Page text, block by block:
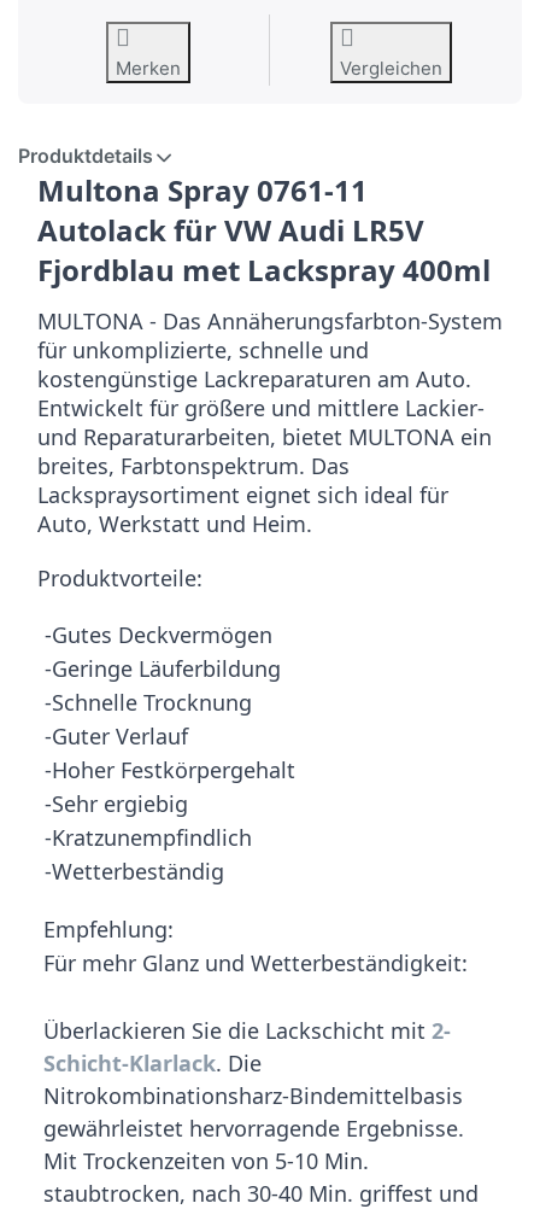
Merken Vergleichen
Produktdetails
Multona Spray 0761-11
Autolack fürVW Audi LR5V
Fjordblau met Lackspray 400ml
MULTONA - Das Annäherungsfarbton-System
für unkomplizierte, schnelle und
kostengünstige Lackreparaturen am Auto.
Entwickelt für größere und mittlere Lackier-
und Reparaturarbeiten, bietet MULTONA ein
breites, Farbtonspektrum. Das
Lackspraysortiment eignet sich ideal für
Auto, Werkstatt und Heim.
Produktvorteile:
-Gutes Deckvermögen
-Geringe Läuferbildung
-Schnelle Trocknung
-Guter Verlauf
-Hoher Festkörpergehalt
-Sehr ergiebig
-Kratzunempfindlich
-Wetterbeständig
Empfehlung:
Für mehr Glanz und Wetterbeständigkeit:
Überlackieren Sie die Lackschicht mit 2-
Schicht-Klarlack. Die
Nitrokombinationsharz-Bindemittelbasis
gewährleistet hervorragende Ergebnisse.
Mit Trockenzeiten von 5-10 Min.
staubtrocken, nach 30-40 Min. griffest und